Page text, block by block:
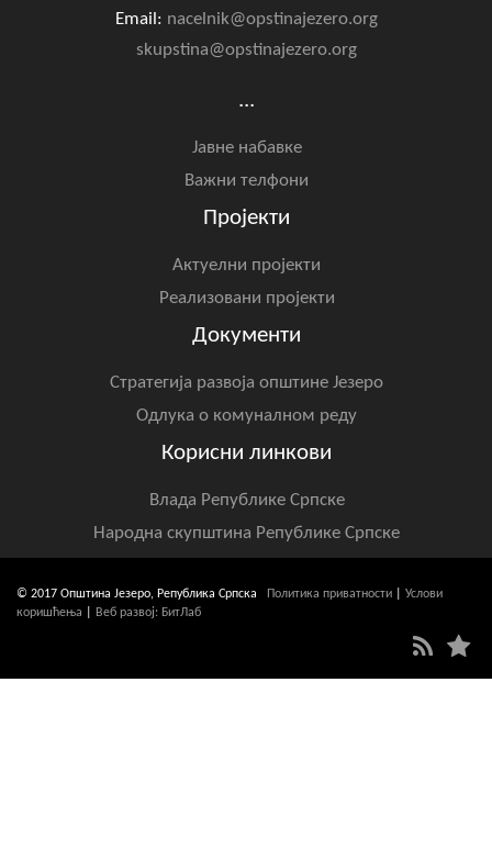
Email: nacelnik@opstinajezero.org
skupstina@opstinajezero.org
...
Јавне набавке
Важни телфони
Пројекти
Актуелни пројекти
Реализовани пројекти
Документи
Стратегија развоја општине Језеро
Одлука о комуналном реду
Корисни линкови
Влада Републике Српске
Народна скупштина Републике Српске
© 2017 Општина Језеро, Република Српска Политика приватности
Услови
коришћења
Веб развој: БитЛаб